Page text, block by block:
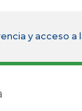
y acceso a